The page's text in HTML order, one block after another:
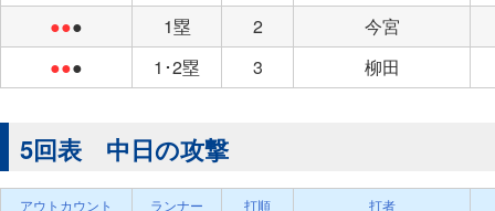
●●● 1塁 2
今宮
●●● 1･2塁 3 柳田
5回表 中日の攻撃
アウトカウント ランナー 打順 打者